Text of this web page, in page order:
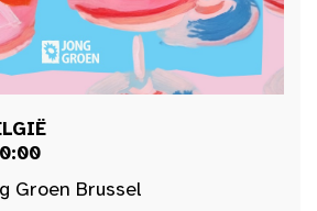
Groen Brussel